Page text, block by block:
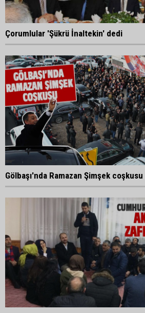
Çorumlular 'Şükrü İnaltekin' dedi
Gölbaşı'nda Ramazan Şimşek coşkusu